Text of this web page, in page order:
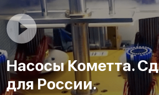
Насосы Кометта.
для России.